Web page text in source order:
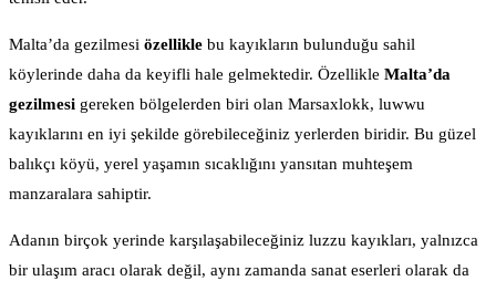
Malta’da gezilmesi özellikle bu kayıkların bulunduğu sahil
köylerinde daha da keyifli hale gelmektedir. Özellikle Malta’da
gezilmesi gereken bölgelerden biri olan Marsaxlokk, luwwu
kayıklarını en iyi şekilde görebileceğiniz yerlerden biridir. Bu güzel
balıkçı köyü, yerel yaşamın sıcaklığını yansıtan muhteşem
manzaralara sahiptir.
Adanın birçok yerinde karşılaşabileceğiniz luzzu kayıkları, yalnızca
bir ulaşım aracı olarak değil, aynı zamanda sanat eserleri olarak da